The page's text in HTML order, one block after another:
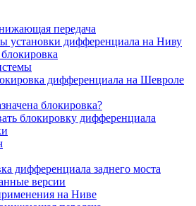
передача
установки дифференциала на Ниву
дифференциала на Шевроле
блокировка?
блокировку дифференциала
дифференциала заднего моста
версии
на Ниве